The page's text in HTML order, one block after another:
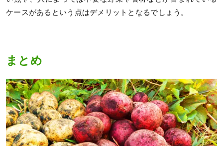
ケースがあるという点はデメリットとなるでしょう。
まとめ